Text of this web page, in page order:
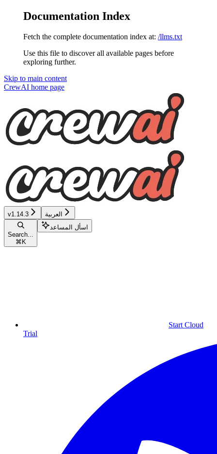
Documentation Index
Fetch the complete documentation index at: /llms.txt
Use this file to discover all available pages before
exploring further.
Skip to main content
CrewAI home page
v1.14.3 العربية
Search...
⌘ K
اسأل المساعد
Start Cloud
Trial